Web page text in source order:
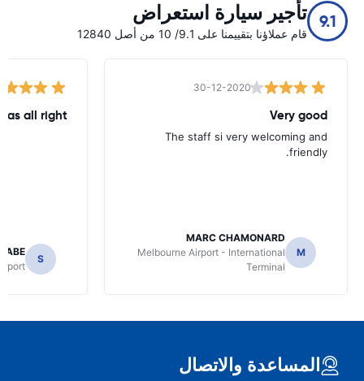
9.1 تأجير سيارة استعراض
قام عملاؤنا بتقييمنا على 9.1/ 10 من أصل 12840
30-12-2020
Very good
The staff si very welcoming and
friendly.
M
MARC CHAMONARD
Melbourne Airport - International
Terminal
all right
S
المساعدة والاتصال